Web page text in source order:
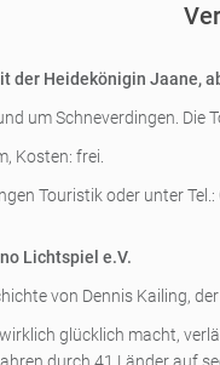
der Heidekönigin Jaane,
um Schneverdingen.
Kosten: frei.
Touristik oder unter
Lichtspiel e.V.
von Dennis Kailing,
glücklich macht,